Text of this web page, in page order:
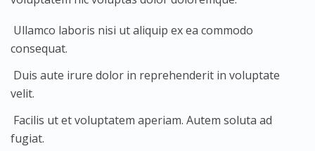
Ullamco laboris nisi ut aliquip ex ea commodo
consequat.
Duis aute irure dolor in reprehenderit in voluptate
velit.
Facilis ut et voluptatem aperiam. Autem soluta ad
fugiat.